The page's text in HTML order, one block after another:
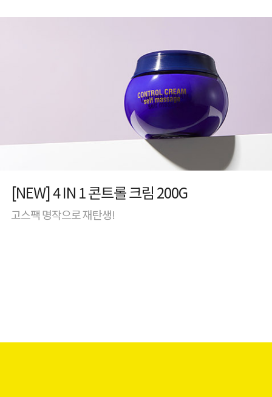
[NEW] 4 IN 1 콘트롤 크림 200G
고스팩 명작으로 재탄생!